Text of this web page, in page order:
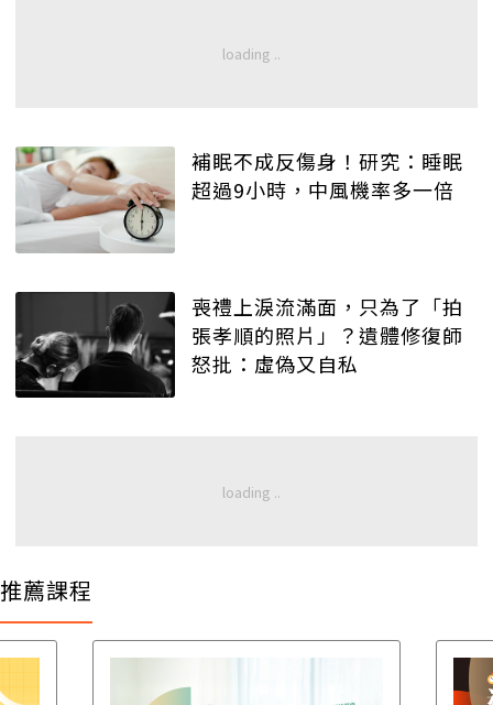
補眠不成反傷身！研究：睡眠
超過9小時，中風機率多一倍
喪禮上淚流滿面，只為了「拍
張孝順的照片」？遺體修復師
怒批：虛偽又自私
推薦課程